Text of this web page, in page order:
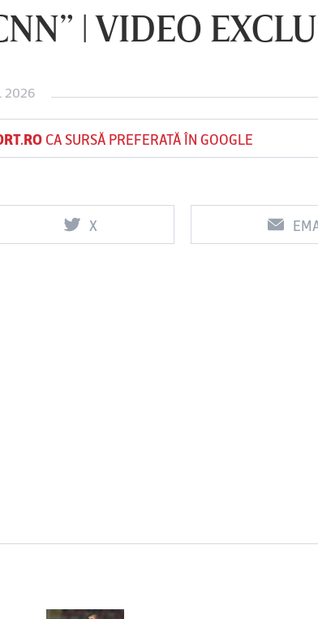
| VIDEO
2026
CA SURSĂ PREFERATĂ ÎN GOOGLE
X
FCSB UTA Arad Rapid